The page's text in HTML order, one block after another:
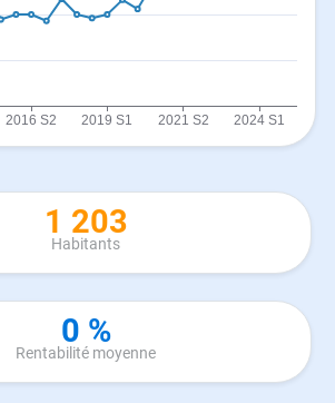
1 203
Habitants
0 %
Rentabilité moyenne